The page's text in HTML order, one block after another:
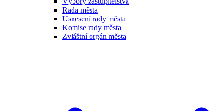
Rada města
Usnesení rady města
Komise rady města
Zvláštní orgán města